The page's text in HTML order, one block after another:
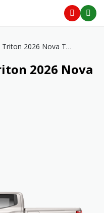
Nova Triton 2026 Nova Triton HPE-S 4x4
2026 Nova